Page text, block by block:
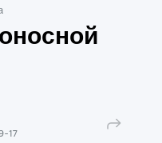
-17